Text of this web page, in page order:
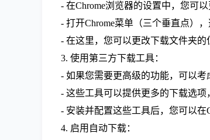
- 在Chrome浏览器的设置中，您可
- 打开Chrome菜单（三个垂直点）
- 在这里，您可以更改下载文件夹的
3. 使用第三方下载工具：
- 如果您需要更高级的功能，可以考
- 这些工具可以提供更多的下载选项
- 安装并配置这些工具后，您可以在
4. 启用自动下载：